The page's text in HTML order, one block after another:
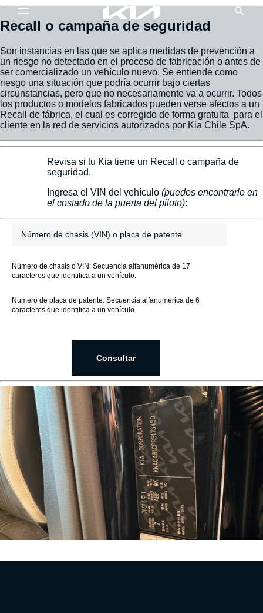
Recall o campaña de seguridad
Son instancias en las que se aplica medidas de prevención a
un riesgo no detectado en el proceso de fabricación o antes de
ser comercializado un vehículo nuevo. Se entiende como
riesgo una situación que podría ocurrir bajo ciertas
circunstancias, pero que no necesariamente va a ocurrir. Todos
los productos o modelos fabricados pueden verse afectos a un
Recall de fábrica, el cual es corregido de forma gratuita para el
cliente en la red de servicios autorizados por Kia Chile SpA.
Revisa si tu Kia tiene un Recall o campaña de
seguridad.
Ingresa el VIN del vehículo (puedes encontrarlo en
el costado de la puerta del piloto):
Número de chasis o VIN: Secuencia alfanumérica de 17
caracteres que identifica a un vehículo.
Numero de placa de patente: Secuencia alfanumérica de 6
caracteres que identifica a un vehículo.
Consultar